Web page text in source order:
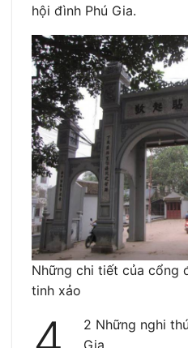
hội đình Phú Gia.
Những chi tiết của cổng
tinh xảo
2 Những nghi